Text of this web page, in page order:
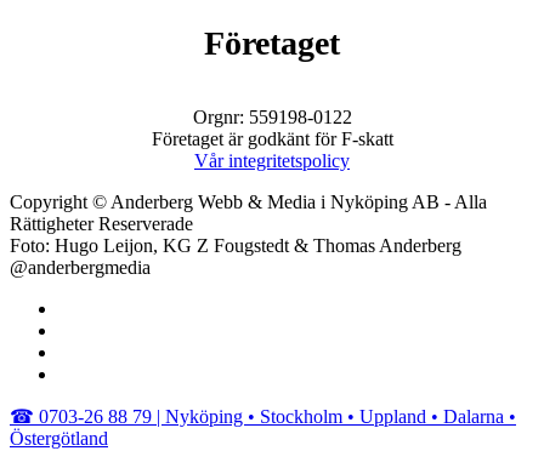
Företaget
Orgnr: 559198-0122
Företaget är godkänt för F-skatt
Vår integritetspolicy
Copyright © Anderberg Webb & Media i Nyköping AB - Alla
Rättigheter Reserverade
Foto: Hugo Leijon, KG Z Fougstedt & Thomas Anderberg
@anderbergmedia
Close
Menu
☎︎ 0703-26 88 79 | Nyköping • Stockholm • Uppland • Dalarna •
Östergötland